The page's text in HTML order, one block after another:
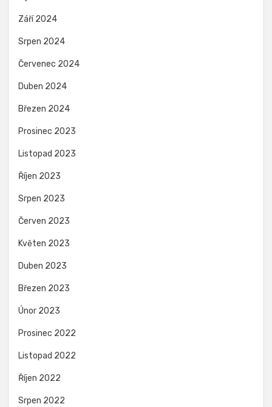
Září 2024
Srpen 2024
Červenec 2024
Duben 2024
Březen 2024
Prosinec 2023
Listopad 2023
Říjen 2023
Srpen 2023
Červen 2023
Květen 2023
Duben 2023
Březen 2023
Únor 2023
Prosinec 2022
Listopad 2022
Říjen 2022
Srpen 2022